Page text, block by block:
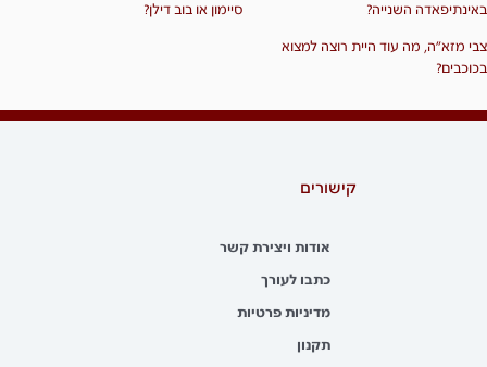
באינתיפאדה השנייה?
סיימון או בוב דילן?
צבי מזא״ה, מה עוד היית רוצה למצוא
בכוכבים?
קישורים
אודות ויצירת קשר
כתבו לעורך
מדיניות פרטיות
תקנון